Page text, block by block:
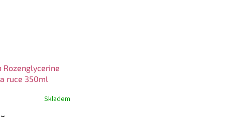
Rozenglycerine
ruce 350ml
Skladem